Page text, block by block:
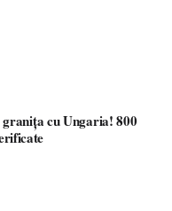
cu Ungaria! 800